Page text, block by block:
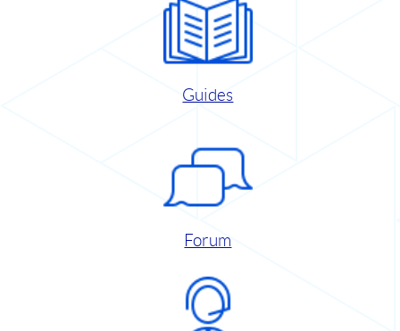
Guides
Forum